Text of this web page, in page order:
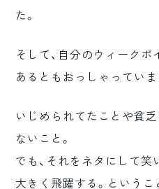
た。
そして、自分のウィーク
あるともおっしゃっていま
いじめられてたことや貧乏
ないこと。
でも、それをネタにして
大きく飛躍する。というこ